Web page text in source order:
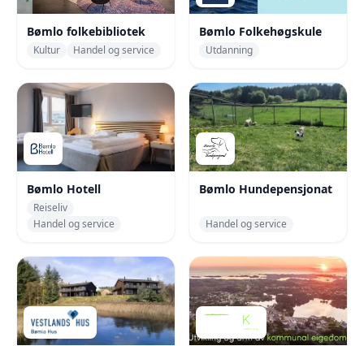
Bømlo folkebibliotek
Kultur Handel og service
Bømlo Folkehøgskule
Utdanning
Bømlo Hotell
Reiseliv
Handel og service
Bømlo Hundepensjonat
Handel og service